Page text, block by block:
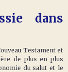
dans
Testament et
de plus en plus
du salut et le